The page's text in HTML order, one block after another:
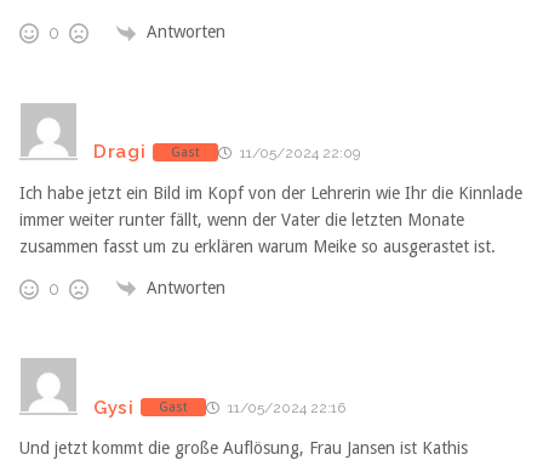
0 Antworten
Dragi Gast 11/05/2024 22:09
Ich habe jetzt ein Bild im Kopf von der Lehrerin wie Ihr die Kinnlade
immer weiter runter fällt, wenn der Vater die letzten Monate
zusammen fasst um zu erklären warum Meike so ausgerastet ist.
0 Antworten
Gysi Gast 11/05/2024 22:16
Und jetzt kommt die große Auflösung, Frau Jansen ist Kathis